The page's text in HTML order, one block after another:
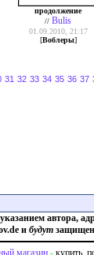
продолжение
// Bulis
01.09.2010, 21:17
[Воблеры]
31 32 33 34 35 36 37
автора,
и будут
магазин - купить,